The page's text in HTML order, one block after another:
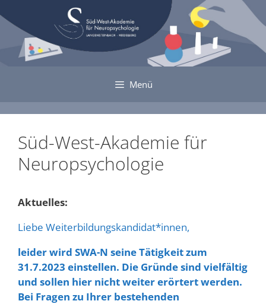
Inhalt
springen
Menü
Süd-West-Akademie für
Neuropsychologie
Aktuelles:
Liebe Weiterbildungskandidat*innen,
leider wird SWA-N seine Tätigkeit zum
31.7.2023 einstellen. Die Gründe sind vielfältig
und sollen hier nicht weiter erörtert werden.
Bei Fragen zu Ihrer bestehenden